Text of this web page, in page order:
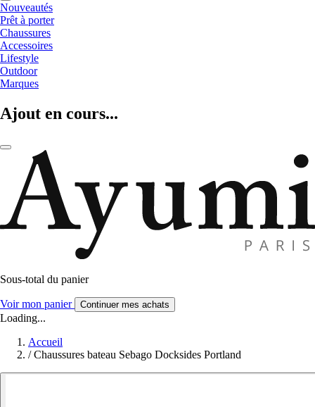
Nouveautés
Prêt à porter
Chaussures
Accessoires
Lifestyle
Outdoor
Marques
Ajout en cours...
Sous-total du panier
Voir mon panier Continuer mes achats
Loading...
Accueil
/ Chaussures bateau Sebago Docksides Portland